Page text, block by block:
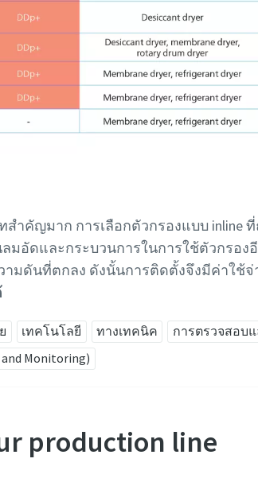
ำคัญมาก การเลือกตัวกรองแบบ inline
มอัดและกระบวนการในการใช้ตัวกรอง
มดันที่ตกลง ดังนั้นการติดตั้งจึงมีค่าใช้จ่
เทคโนโลยี ทางเทคนิค
การตรวจสอบ
Monitoring)
production line